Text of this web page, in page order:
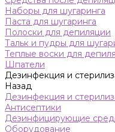
Наборы для шугаринга
Паста для шугаринга
Полоски для депиляции
Тальк и пудры для
Теплые воски для
Шпатели
Дезинфекция и
Назад
Дезинфекция и
Антисептики
Дезинфицирующие
Оборудование